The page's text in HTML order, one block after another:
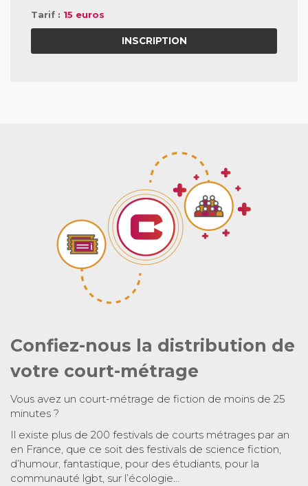
Tarif : 15 euros
INSCRIPTION
Confiez-nous la distribution de
votre court-métrage
Vous avez un court-métrage de fiction de moins de 25
minutes ?
Il existe plus de 200 festivals de courts métrages par an
en France, que ce soit des festivals de science fiction,
d’humour, fantastique, pour des étudiants, pour la
communauté lgbt, sur l’écologie…